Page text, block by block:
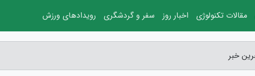
مقالات تکنولوژی اخبار روز سفر و گردشگری رویدادهای ورزش